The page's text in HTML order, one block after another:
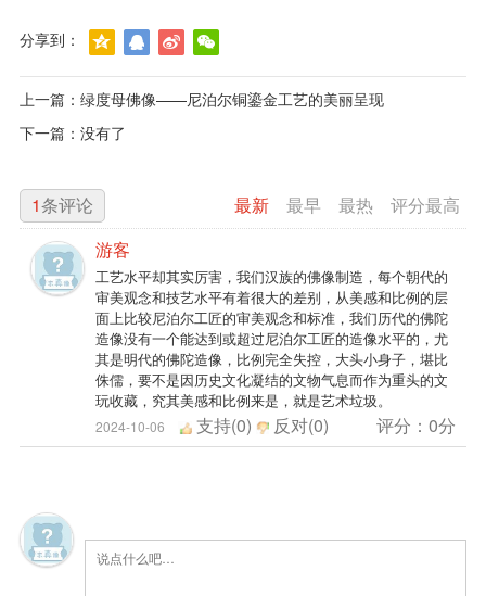
分享到：
上一篇： 绿度母佛像——尼泊尔铜鎏金工艺的美丽呈现
下一篇： 没有了
最新 最早 最热 评分最高
1条评论
游客
工艺水平却其实厉害，我们汉族的佛像制造，每个朝代的
审美观念和技艺水平有着很大的差别，从美感和比例的层
面上比较尼泊尔工匠的审美观念和标准，我们历代的佛陀
造像没有一个能达到或超过尼泊尔工匠的造像水平的，尤
其是明代的佛陀造像，比例完全失控，大头小身子，堪比
侏儒，要不是因历史文化凝结的文物气息而作为重头的文
玩收藏，究其美感和比例来是，就是艺术垃圾。
2024-10-06 支持(0) 反对(0) 评分：0分